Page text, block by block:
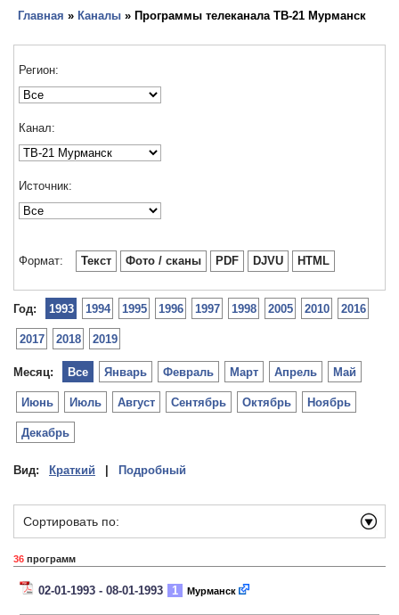
Главная » Каналы » Программы телеканала ТВ-21 Мурманск
Регион:
Канал:
Источник:
Формат: Текст Фото / сканы PDF DJVU HTML
Год: 1993 1994 1995 1996 1997 1998 2005 2010 2016
2017 2018 2019
Месяц: Январь Февраль Март Апрель Май
Июнь Июль Август Сентябрь Октябрь Ноябрь
Декабрь
Все
Вид: Краткий Подробный
Сортировать по:
36 программ
02-01-1993 - 08-01-1993 1 Мурманск